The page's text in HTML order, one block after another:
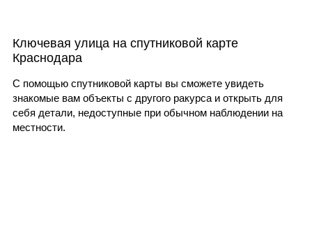
Ключевая улица на спутниковой карте
Краснодара
С помощью спутниковой карты вы сможете увидеть
знакомые вам объекты с другого ракурса и открыть для
себя детали, недоступные при обычном наблюдении на
местности.